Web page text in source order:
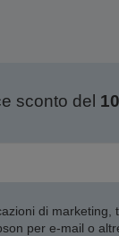
sconto del
di marketing,
per e-mail o